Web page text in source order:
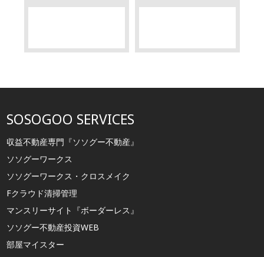
SOSOGOO SERVICES
収益不動産専門『ソソグー不動産』
ソソグーワークス
ソソグーワークス・クロスメイク
Fクラウド清掃管理
マンスリーサイト『ボーダーレス』
ソソグー不動産投資WEB
部屋マイスター